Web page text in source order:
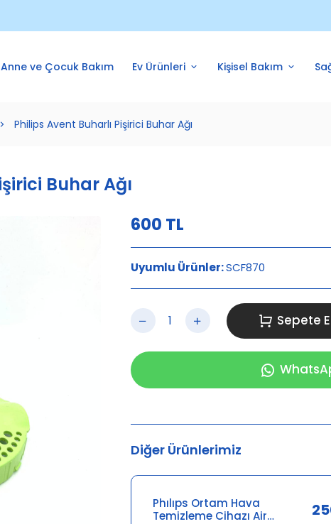
ve Çocuk Bakım Ev Ürünleri Kişisel Bakım
Philips Avent Buharlı Pişirici Buhar Ağı
Buhar Ağı
600 TL
Uyumlu Ürünler:SCF870
Sepete
Diğer Ürünlerimiz
Phılıps Ortam Hava
Temizleme Cihazı Air